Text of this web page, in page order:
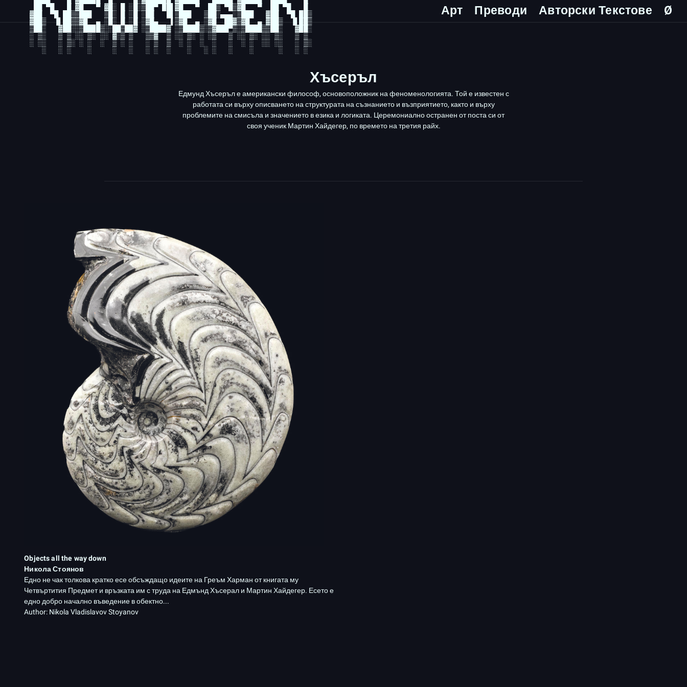
▓██  ▀█ ██▒▒███   ▒█░ █ ░█ ░██   █▌▒███   ▒██░▄▄▄░▒███   ▓██  ▀█ ██▒
▓██▒  ▐▌██▒▒▓█  ▄ ░█░ █ ░█ ░▓█▄   ▌▒▓█  ▄ ░▓█  ██▓▒▓█  ▄ ▓██▒  ▐▌██▒
▒██░   ▓██░░▒████▒░░██▒██▓ ░▒████▓ ░▒████▒░▒▓███▀▒░▒████▒▒██░   ▓██░
░ ▒░   ▒ ▒ ░░ ▒░ ░░ ▓░▒ ▒   ▒▒▓  ▒ ░░ ▒░ ░ ░▒   ▒ ░░ ▒░ ░░ ▒░   ▒ ▒
░ ░░   ░ ▒░ ░ ░  ░  ▒ ░ ░   ░ ▒  ▒  ░ ░  ░  ░   ░  ░ ░  ░░ ░░   ░ ▒░
Арт Преводи Авторски Текстове Ø
Хъсеръл
Едмунд Хъсеръл е американски философ, основоположник на феноменологията. Той е известен с
работата си върху описването на структурата на съзнанието и възприятието, както и върху
проблемите на смисъла и значението в езика и логиката. Церемониално остранен от поста си от
своя ученик Мартин Хайдегер, по времето на третия райх.
Objects all the way down
Никола Стоянов
Едно не чак толкова кратко есе обсъждащо идеите на Греъм Харман от книгата му
Четвъртития Предмет и връзката им с труда на Едмънд Хъсерал и Мартин Хайдегер. Есето е
едно добро начално въведение в обектно...
Author: Nikola Vladislavov Stoyanov